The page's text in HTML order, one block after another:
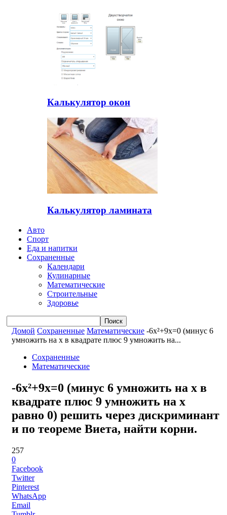
Калькулятор окон
Калькулятор ламината
Авто
Спорт
Еда и напитки
Сохраненные
Календари
Кулинарные
Математические
Строительные
Здоровье
Домой Сохраненные Математические -6x²+9x=0 (минус 6
умножить на x в квадрате плюс 9 умножить на...
Сохраненные
Математические
-6x²+9x=0 (минус 6 умножить на x в
квадрате плюс 9 умножить на x
равно 0) решить через дискриминант
и по теореме Виета, найти корни.
257
0
Facebook
Twitter
Pinterest
WhatsApp
Email